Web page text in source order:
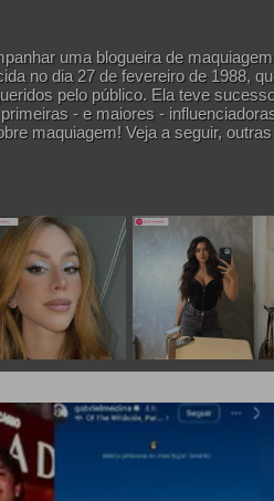
uma blogueira de
no dia 27 de fevereiro de 1988,
pelo público. Ela teve
- e maiores -
maquiagem! Veja a seguir,